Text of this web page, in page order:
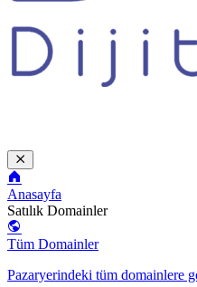
Anasayfa
Satılık Domainler
Tüm Domainler
Pazaryerindeki tüm domainlere